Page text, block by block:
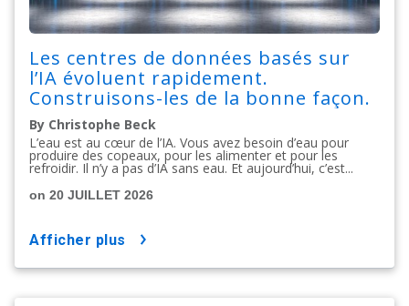
Les centres de données basés sur
l’IA évoluent rapidement.
Construisons-les de la bonne façon.
By Christophe Beck
L’eau est au cœur de l’IA. Vous avez besoin d’eau pour
produire des copeaux, pour les alimenter et pour les
refroidir. Il n’y a pas d’IA sans eau. Et aujourd’hui, c’est...
on 20 JUILLET 2026
afficher plus